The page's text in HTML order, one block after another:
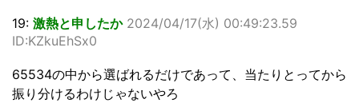
19: 激熱と申したか 2024/04/17(水) 00:49:23.59
ID:KZkuEhSx0
65534の中から選ばれるだけであって、当たりとってから
振り分けるわけじゃないやろ